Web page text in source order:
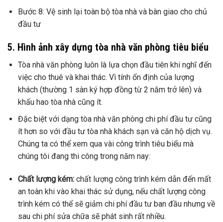
Bước 8: Vệ sinh lại toàn bộ tòa nhà và bàn giao cho chủ
đầu tư
5. Hình ảnh xây dựng tòa nhà văn phòng tiêu biểu
Tòa nhà văn phòng luôn là lựa chọn đầu tiên khi nghĩ đến
việc cho thuê và khai thác. Vì tính ổn định của lượng
khách (thường 1 sàn ký hợp đồng từ 2 năm trở lên) và
khấu hao tòa nhà cũng ít.
Đặc biệt với dạng tòa nhà văn phòng chi phí đầu tư cũng
ít hơn so với đầu tư tòa nhà khách sạn và căn hộ dịch vụ.
Chúng ta có thể xem qua vài công trình tiêu biểu mà
chúng tôi đang thi công trong năm nay:
Chất lượng kém: chất lượng công trình kém dẫn đến mất
an toàn khi vào khai thác sử dụng, nếu chất lượng công
trình kém có thể sẽ giảm chi phí đầu tư ban đầu nhưng về
sau chi phí sửa chữa sẽ phát sinh rất nhiều.